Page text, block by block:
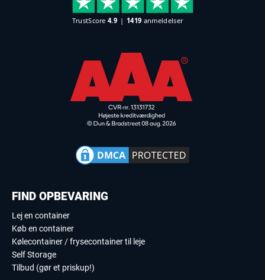
FIND OPBEVARING
Lej en container
Køb en container
Kølecontainer / frysecontainer til leje
Self Storage
Tilbud (gør et priskup!)